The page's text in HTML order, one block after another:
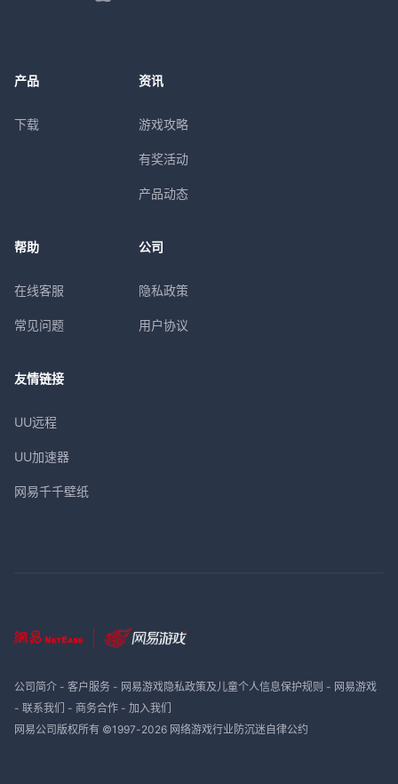
产品
下载
资讯
游戏攻略
有奖活动
产品动态
帮助
在线客服
常见问题
公司
隐私政策
用户协议
友情链接
UU远程
UU加速器
网易千千壁纸
公司简介- 客户服务- 网易游戏隐私政策及儿童个人信息保护规则 - 网易游戏
- 联系我们 - 商务合作- 加入我们
网易公司版权所有 ©1997-2026 网络游戏行业防沉迷自律公约